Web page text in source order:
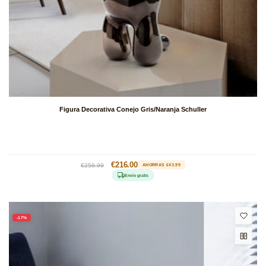
Figura Decorativa Conejo Gris/Naranja Schuller
Precio
€259.99
Precio
de
oferta
€216.00 AHORRAS €43.99
Envío gratis
-17%